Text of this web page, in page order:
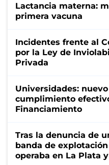
Lactancia materna:
primera vacuna
Incidentes frente al
por la Ley de
Privada
Universidades:
cumplimiento
Financiamiento
Tras la denuncia de
banda de
operaba en La Plata